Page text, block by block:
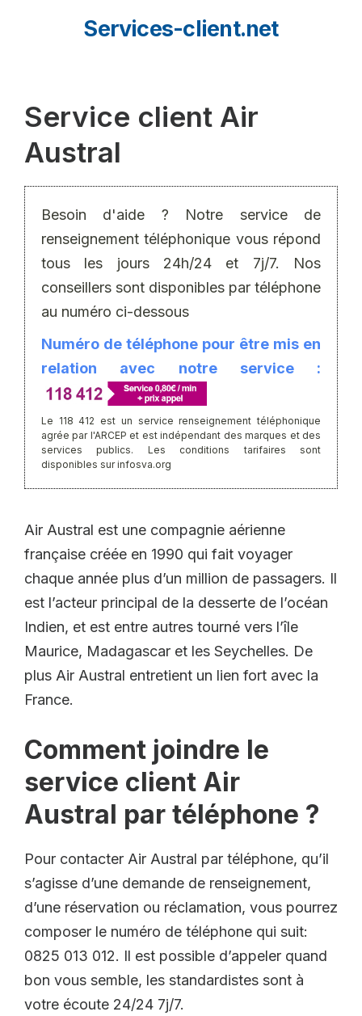
Services-client.net
Service client Air
Austral
Besoin d'aide ? Notre service de
renseignement téléphonique vous répond
tous les jours 24h/24 et 7j/7. Nos
conseillers sont disponibles par téléphone
au numéro ci-dessous
Numéro de téléphone pour être mis en
relation avec notre service :
Le 118 412 est un service renseignement téléphonique
agrée par l'ARCEP et est indépendant des marques et des
services publics. Les conditions tarifaires sont
disponibles sur infosva.org
Air Austral est une compagnie aérienne
française créée en 1990 qui fait voyager
chaque année plus d’un million de passagers. Il
est l’acteur principal de la desserte de l’océan
Indien, et est entre autres tourné vers l’île
Maurice, Madagascar et les Seychelles. De
plus Air Austral entretient un lien fort avec la
France.
Comment joindre le
service client Air
Austral par téléphone ?
Pour contacter Air Austral par téléphone, qu’il
s’agisse d’une demande de renseignement,
d’une réservation ou réclamation, vous pourrez
composer le numéro de téléphone qui suit:
0825 013 012. Il est possible d’appeler quand
bon vous semble, les standardistes sont à
votre écoute 24/24 7j/7.